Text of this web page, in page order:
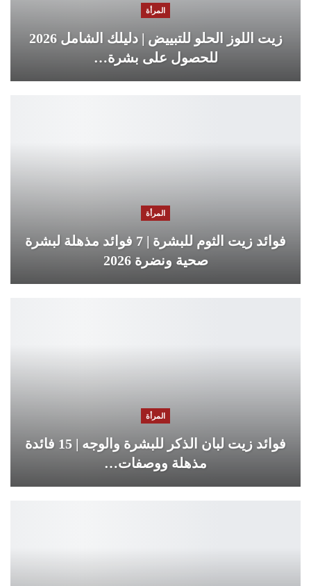
المرأة
زيت اللوز الحلو للتبييض | دليلك الشامل 2026
للحصول على بشرة…
المرأة
فوائد زيت الثوم للبشرة | 7 فوائد مذهلة لبشرة
صحية ونضرة 2026
المرأة
فوائد زيت لبان الذكر للبشرة والوجه | 15 فائدة
مذهلة ووصفات…